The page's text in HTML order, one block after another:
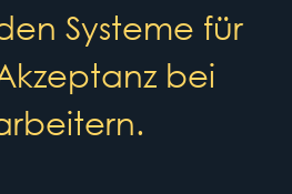
Systeme für
bei